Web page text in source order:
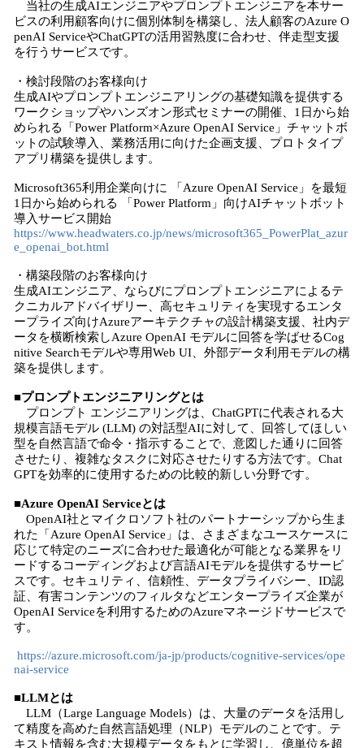
当社の生成AIエンジニアやプロンプトエンジニアを本サー
ビスの利用顧客向けに個別体制を構築し、法人顧客のAzure O
penAI ServiceやChatGPTの活用習熟度に合わせ、伴走型支援
を行うサービスです。
・検討段階のお客様向け
生成AIやプロンプトエンジニアリングの基礎知識を提供する
ワークショップやハンズオン形式セミナーの開催、1日から始
められる「Power Platform×Azure OpenAI Service」チャットボ
ットの試験導入、業務活用に向けた企画支援、プロトタイプ
アプリ構築を提供します。
Microsoft365利用企業向けに 「Azure OpenAI Service」を最短
1日から始められる 「Power Platform」向けAIチャットボット
導入サービス開始
https://www.headwaters.co.jp/news/microsoft365_PowerPlat_azur
e_openai_bot.html
・構築段階のお客様向け
生成AIエンジニア、ならびにプロンプトエンジニアによるテ
クニカルアドバイザリー、高セキュリティを実現するエンタ
ープライズ向けAzureアーキテクチャの設計構築支援、社内デ
ータを横断検索しAzure OpenAI モデルに回答を学ばせるCog
nitive Searchモデルや専用Web UI、外部データ利用モデルの構
築を提供します。
■プロンプトエンジニアリングとは
プロンプト エンジニアリングは、ChatGPTに代表される大
規模言語モデル (LLM) の対話型AIに対して、回答してほしい
型を自然言語で命令・指示することで、意図した通りに回答
させたり、複雑なタスクに対応させたりする方法です。Chat
GPTを効率的に使用するための比較的新しい分野です。
■Azure OpenAI Serviceとは
OpenAI社とマイクロソフト社のパートナーシップから生ま
れた「Azure OpenAI Service」は、さまざまなユースケースに
応じて特定のニーズに合わせた最適化が可能となる業界をリ
ードするコーディングおよび言語AIモデルを提供するサービ
スです。セキュリティ、信頼性、データプライバシー、ID認
証、有害コンテンツのフィルタなどエンタープライズ企業が
OpenAI Serviceを利用するためのAzureマネージドサービスで
す。
https://azure.microsoft.com/ja-jp/products/cognitive-services/ope
nai-service
■LLMとは
LLM（Large Language Models）は、大量のデータを活用し
て精度を高めた自然言語処理（NLP）モデルのことです。テ
キスト情報を含む大規模データをもとに学習し、億単位を超